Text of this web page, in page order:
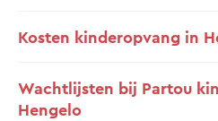
Kosten kinderopvang in
Wachtlijsten bij Partou
Hengelo